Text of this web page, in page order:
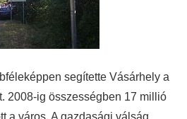
segítette Vásárhely a
2008-ig összességben 17 millió
a város. A gazdasági válság